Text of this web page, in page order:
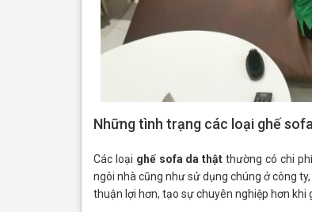
Những tình trạng các loại ghế
Các loại ghế sofa da thật thường có chi
ngôi nhà cũng như sử dụng chúng ở công
thuận lợi hơn, tạo sự chuyên nghiệp hơn khi